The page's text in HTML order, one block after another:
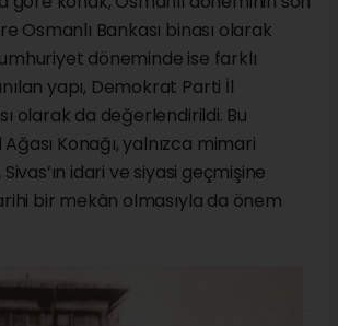
Osmanlı Bankası binası olarak
döneminde ise farklı
yapı, Demokrat Parti İl
olarak da değerlendirildi. Bu
Konağı, yalnızca mimari
idari ve siyasi geçmişine
bir mekân olmasıyla da önem